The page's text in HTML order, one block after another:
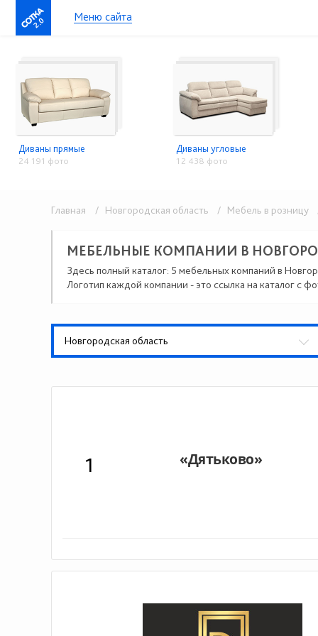
2.0 Меню сайта
Диваны прямые
24 191 фото
Диваны угловые
12 438 фото
Главная / Новгородская область / Мебель в розницу
МЕБЕЛЬНЫЕ КОМПАНИИ В
Здесь полный каталог: 5 мебельных компаний в
Логотип каждой компании - это ссылка на каталог с
Новгородская область
1